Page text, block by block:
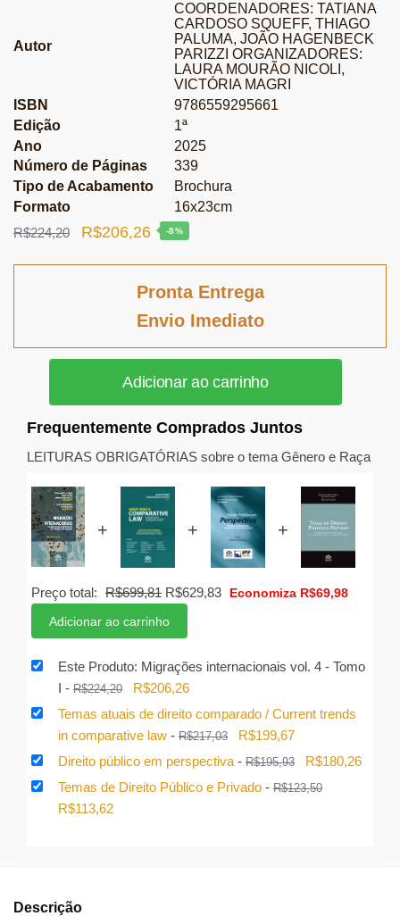
Autor
COORDENADORES: TATIANA
CARDOSO SQUEFF, THIAGO
PALUMA, JOÃO HAGENBECK
PARIZZI ORGANIZADORES:
LAURA MOURÃO NICOLI,
VICTÓRIA MAGRI
ISBN
9786559295661
Edição
1ª
Ano
2025
Número de Páginas
339
Tipo de Acabamento
Brochura
Formato
16x23cm
R$224,20
O
R$206,26O
atual
-8%
Pronta Entrega
Envio Imediato
quantidade
Adicionar ao carrinho
Frequentemente Comprados Juntos
LEITURAS OBRIGATÓRIAS sobre o tema Gênero e Raça
+ + +
Preço total: R$699,81 O
original
R$699,81.
R$629,83OEconomiza R$69,98
Adicionar ao carrinho
Este Produto: Migrações internacionais vol. 4 - Tomo
I - R$224,20
O
preço
original
R$224,20.
R$206,26O
preço
atual
R$206,26.
Temas atuais de direito comparado / Current trends
in comparative law - R$217,03
O
preço
R$199,67O
preço
Direito público em perspectiva - R$195,93
O
preço
R$180,26O
Temas de Direito Público e Privado - R$123,50
O
R$113,62O
Descrição